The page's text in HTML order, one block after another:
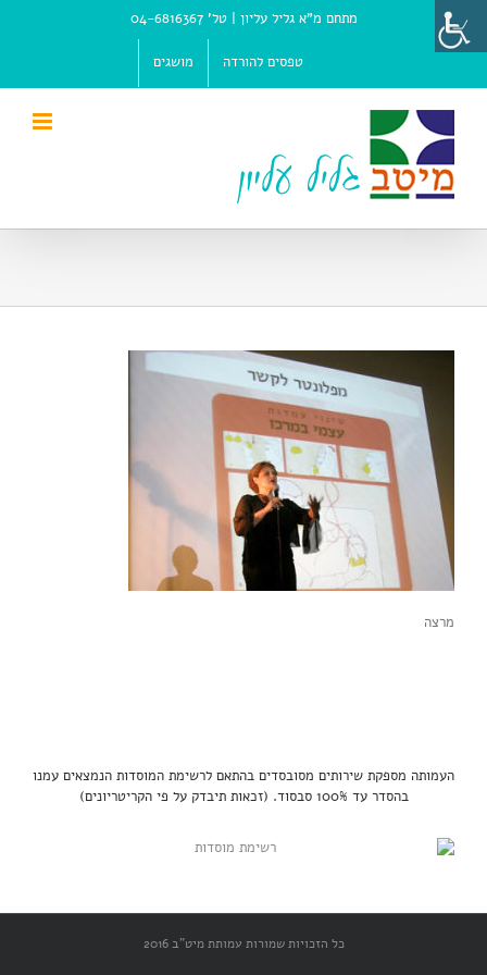
content
מתחם מ"א גליל עליון |טל' 04-6816367
טפסים להורדה מושגים
מרצה
העמותה מספקת שירותים מסובסדים בהתאם לרשימת המוסדות הנמצאים עמנו
בהסדר עד 100% סבסוד. (זכאות תיבדק על פי הקריטריונים)
כל הזכויות שמורות עמותת מיט"ב 2016